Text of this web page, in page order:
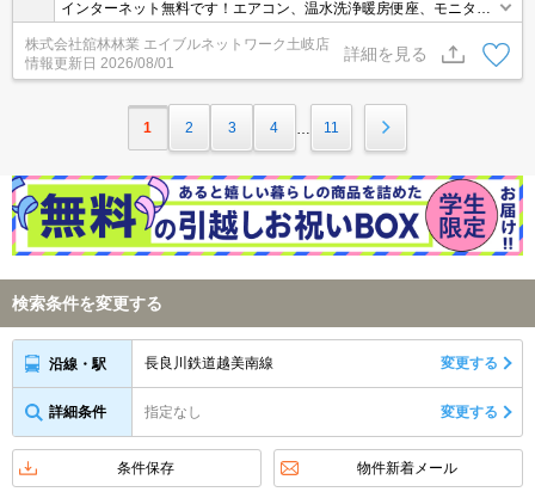
インターネット無料です！エアコン、温水洗浄暖房便座、モニタ付
インターホン、対面キッチン、浴室換気乾燥機、オートロック、カ
ードキー、防犯合わせガラス、ペアガラス、追い焚き給湯、洗髪洗
面化粧台、物置、床下収納、居室照明、ワンステップクローゼッ
ト、シューズボックス、システムキッチン、バス・トイレ別、角部
屋、バルコニー
株式会社舘林林業 エイブルネットワーク土岐店
情報更新日 2026/08/01
詳細を見る
1 2 3 4 11
検索条件を変更する
沿線・駅 長良川鉄道越美南線 変更する
詳細条件 指定なし 変更する
条件保存 物件新着メール